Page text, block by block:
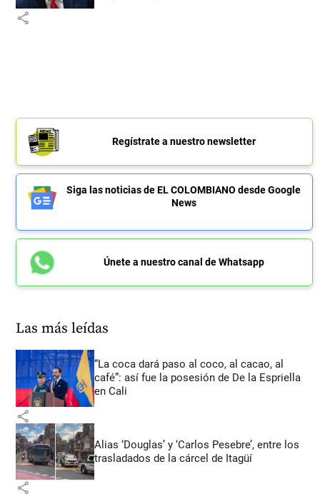
share
Regístrate a nuestro newsletter
Siga las noticias de EL COLOMBIANO desde Google
News
Únete a nuestro canal de Whatsapp
Las más leídas
“La coca dará paso al coco, al cacao, al
café”: así fue la posesión de De la Espriella
en Cali
share
Alias ‘Douglas’ y ‘Carlos Pesebre’, entre los
trasladados de la cárcel de Itagüí
share